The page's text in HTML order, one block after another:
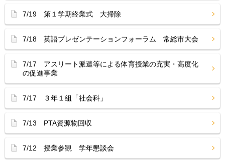
7/19 第１学期終業式 大掃除
7/18 英語プレゼンテーションフォーラム 常総市大会
7/17 アスリート派遣等による体育授業の充実・高度化
の促進事業
7/17 ３年１組「社会科」
7/13 PTA資源物回収
7/12 授業参観 学年懇談会